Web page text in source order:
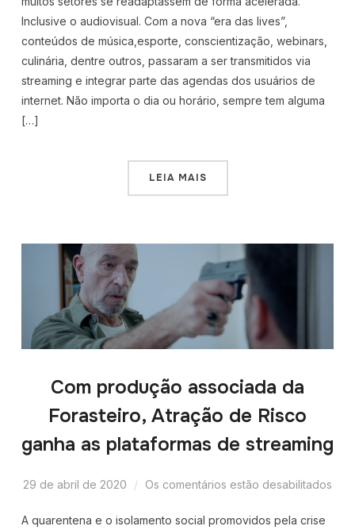
Inclusive o audiovisual. Com a nova “era das lives”,
conteúdos de música,esporte, conscientização, webinars,
culinária, dentre outros, passaram a ser transmitidos via
streaming e integrar parte das agendas dos usuários de
internet. Não importa o dia ou horário, sempre tem alguma
[…]
LEIA MAIS
Com produção associada da
Forasteiro, Atração de Risco
ganha as plataformas de streaming
29 de abril de 2020 Os comentários estão desabilitados
A quarentena e o isolamento social promovidos pela crise